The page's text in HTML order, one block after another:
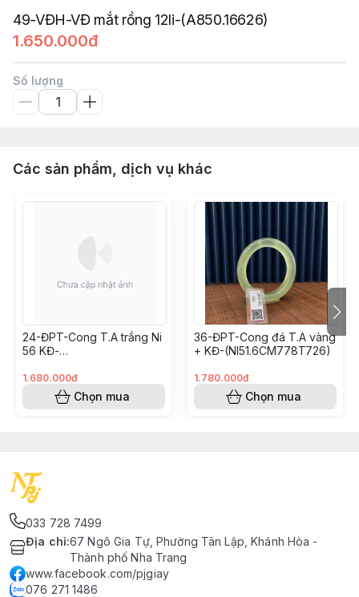
49-VĐH-VĐ mắt rồng 12li-(A850.16626)
1.650.000đ
Số lượng
Các sản phẩm, dịch vụ khác
24-ĐPT-Cong T.A trắng Ni
56 KĐ-
1.680.000đ
Chọn mua
36-ĐPT-Cong đá T.A vàng
+ KĐ-(NI51.6CM778T726)
1.780.000đ
Chọn mua
033 728 7499
Địa chỉ:67 Ngô Gia Tự, Phường Tân Lập, Khánh Hòa -
Thành phố Nha Trang
www.facebook.com/pjgiay
076 271 1486